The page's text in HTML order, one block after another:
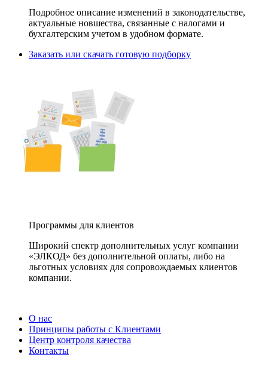
Подробное описание изменений в законодательстве,
актуальные новшества, связанные с налогами и
бухгалтерским учетом в удобном формате.
Заказать или скачать готовую подборку
Программы для клиентов
Широкий спектр дополнительных услуг компании
«ЭЛКОД» без дополнительной оплаты, либо на
льготных условиях для сопровождаемых клиентов
компании.
О нас
Принципы работы с Клиентами
Центр контроля качества
Контакты